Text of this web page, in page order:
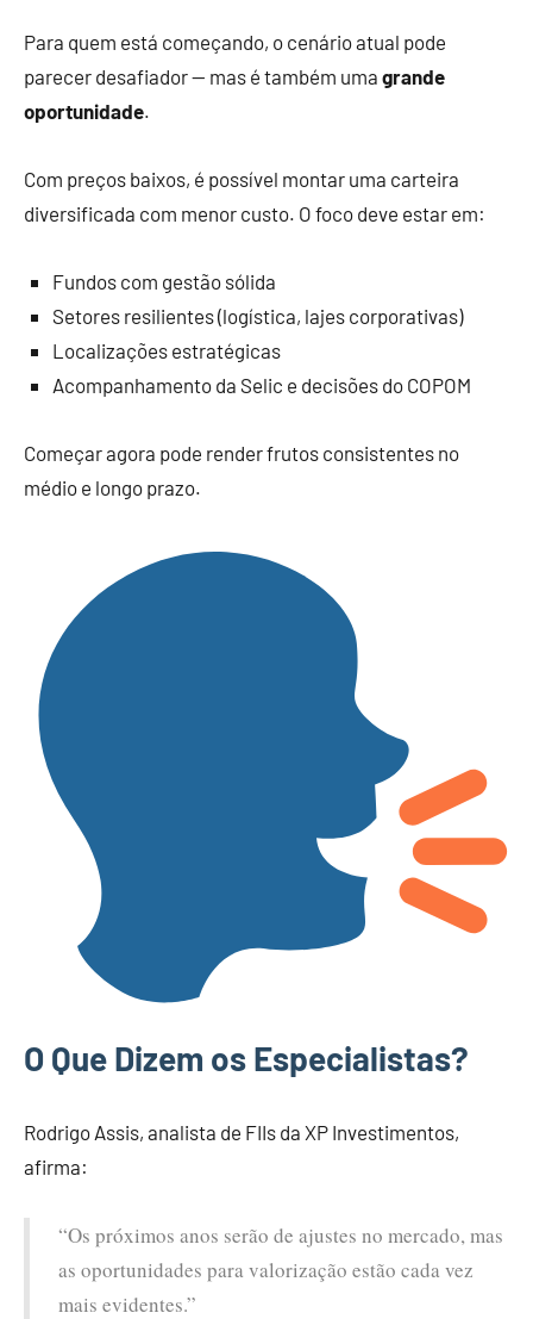
Para quem está começando, o cenário atual pode
parecer desafiador — mas é também uma grande
oportunidade.
Com preços baixos, é possível montar uma carteira
diversificada com menor custo. O foco deve estar em:
Fundos com gestão sólida
Setores resilientes (logística, lajes corporativas)
Localizações estratégicas
Acompanhamento da Selic e decisões do COPOM
Começar agora pode render frutos consistentes no
médio e longo prazo.
O Que Dizem os Especialistas?
Rodrigo Assis, analista de FIIs da XP Investimentos,
afirma:
“Os próximos anos serão de ajustes no mercado, mas
as oportunidades para valorização estão cada vez
mais evidentes.”